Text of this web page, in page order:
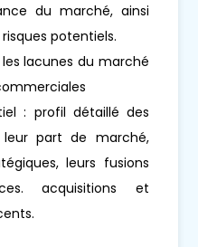
du marché, ainsi
potentiels.
lacunes du marché
: profil détaillé des
leur part de marché,
leurs fusions
acquisitions et